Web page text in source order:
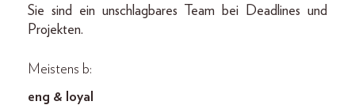
Sie sind ein unschlagbares Team bei Deadlines und
Projekten.
Meistens b:
eng & loyal